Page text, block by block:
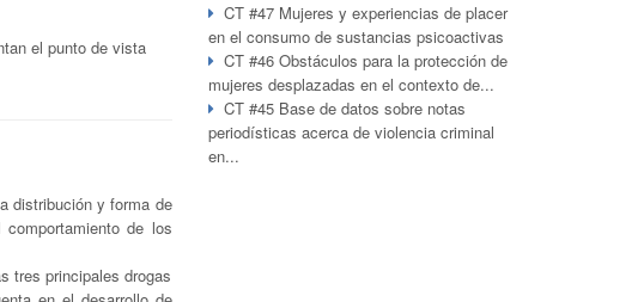
el punto de vista
distribución y forma de
de los
tres principales drogas
CT #47 Mujeres y experiencias de placer
en el consumo de sustancias psicoactivas
CT #46 Obstáculos para la protección de
mujeres desplazadas en el contexto de...
CT #45 Base de datos sobre notas
periodísticas acerca de violencia criminal
en...